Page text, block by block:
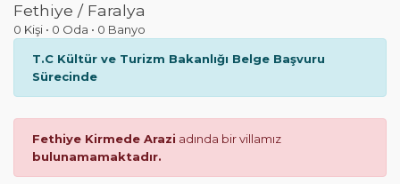
Fethiye / Faralya
0 Kişi • 0 Oda • 0 Banyo
T.C Kültür ve Turizm Bakanlığı Belge Başvuru
Sürecinde
Fethiye Kirmede Arazi adında bir villamız
bulunamamaktadır.